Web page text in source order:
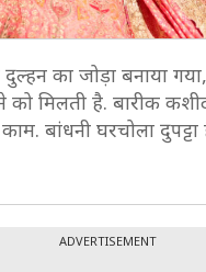
का जोड़ा बनाया
को मिलती है. बारीक
बांधनी घरचोला दुपट्टा
ADVERTISEMENT